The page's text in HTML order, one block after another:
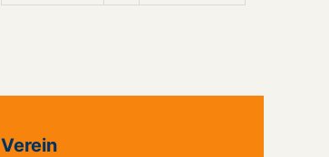
Verein